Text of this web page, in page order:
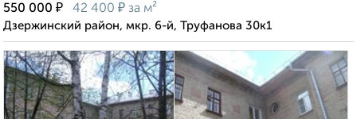
550 000 ₽ 42 400 ₽ за м²
Дзержинский район, мкр. 6-й, Труфанова 30к1